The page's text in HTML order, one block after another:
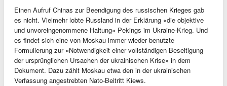
Einen Aufruf Chinas zur Beendigung des russischen Krieges gab
es nicht. Vielmehr lobte Russland in der Erklärung «die objektive
und unvoreingenommene Haltung» Pekings im Ukraine-Krieg. Und
es findet sich eine von Moskau immer wieder benutzte
Formulierung zur «Notwendigkeit einer vollständigen Beseitigung
der ursprünglichen Ursachen der ukrainischen Krise» in dem
Dokument. Dazu zählt Moskau etwa den in der ukrainischen
Verfassung angestrebten Nato-Beitritt Kiews.